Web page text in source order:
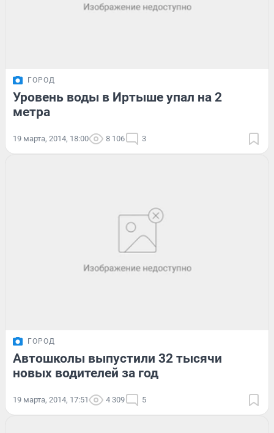
ГОРОД
Уровень воды в Иртыше упал на 2
метра
19 марта, 2014, 18:00 8 106 3
ГОРОД
Автошколы выпустили 32 тысячи
новых водителей за год
19 марта, 2014, 17:51 4 309 5